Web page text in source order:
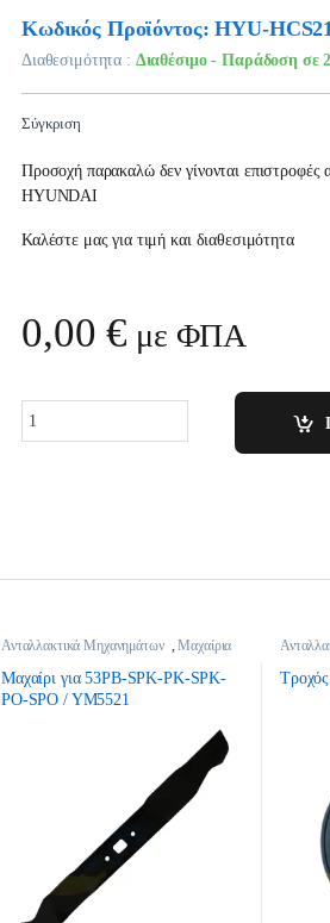
Κωδικός Προϊόντος: HYU-
Διαθεσιμότητα : Διαθέσιμο - Παράδοση σε
Σύγκριση
Προσοχή παρακαλώ δεν γίνονται επιστροφές
HYUNDAI
Καλέστε μας για τιμή και διαθεσιμότητα
0,00€ με ΦΠΑ
Ανταλλακτικά Μηχανημάτων ,Μαχαίρια
Μαχαίρι για 53PB-SPK-PK-SPK-
PO-SPO / YM5521